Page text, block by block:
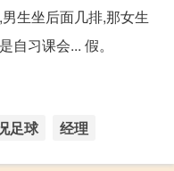
生坐后面几排,那女生
自习课会... 假。
足球 经理